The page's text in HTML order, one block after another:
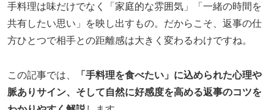
手料理は味だけでなく「家庭的な雰囲気」「一緒の時間を
共有したい思い」を映し出すもの。だからこそ、返事の仕
方ひとつで相手との距離感は大きく変わるわけですね。
この記事では、
「手料理を食べたい」に込められた心理や
脈ありサイン、そして自然に好感度を高める返事のコツを